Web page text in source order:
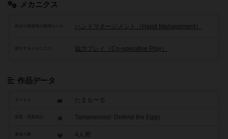
メカニクス
ハンドマネージメント（Hand Management）
頻出するメカニクス 協力プレイ（Co-operative Play）
作品データ
タイトル たまもーる
Tamamooool: Defend the Eggs
参加人数 4人用